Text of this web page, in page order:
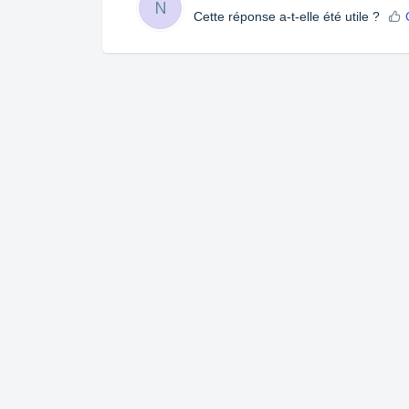
N
Cette réponse a-t-elle été utile ?